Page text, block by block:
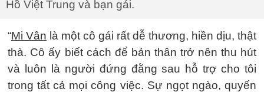
Hồ Việt Trung và bạn gái.
“Mi Vân là một cô gái rất dễ thương, hiền dịu, thật
thà. Cô ấy biết cách để bản thân trở nên thu hút
và luôn là người đứng đằng sau hỗ trợ cho tôi
trong tất cả mọi công việc. Sự ngọt ngào, quyến